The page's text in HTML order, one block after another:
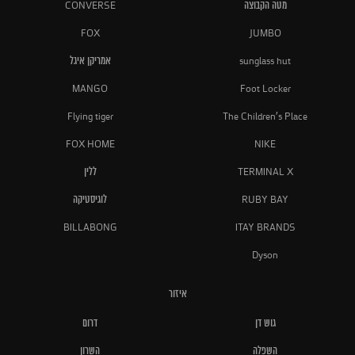
מטה הקבוצה CONVERSE
JUMBO
FOX
sunglass hut אמריקן איגל
Foot Locker
MANGO
The Children's Place
Flying tiger
NIKE
FOX HOME
TERMINAL X ללין
RUBY BAY לוגיסטיקה
ITAY BRANDS
BILLABONG
Dyson
איזור
גוש דן דרום
השפלה השרון